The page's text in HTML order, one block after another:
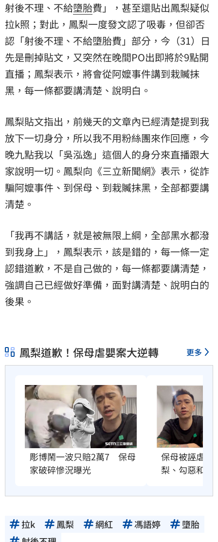
射後不理 、不給墮胎費」，甚至還貼出鳳梨疑似
拉k照；對此，鳳梨一度發文認了吸毒，但卻否
認「射後不理、不給墮胎費」部分，今（31）日
先是刪掉貼文，又突然在晚間PO出即將於9點開
直播；鳳梨表示，將會從阿嬤事件講到栽贓抹
黑，每一條都要講清楚、說明白。
鳳梨貼文指出，前幾天的文章內已經清楚提到我
放下一切身分，所以我不用粉絲團來作回應，今
晚九點我以「吳泓逸」這個人的身分來直播跟大
家說明一切。鳳梨向《三立新聞網》表示，從詐
騙阿嬤事件、到保母、到栽贓抹黑，全部都要講
清楚。
「我再不講話，就是被無限上綱，全部黑水都潑
到我身上」，鳳梨表示，該是錯的，每一條一定
認錯道歉，不是自己做的，每一條都要講清楚，
強調自己已經做好準備，面對講清楚、說明白的
後果。
鳳梨道歉！保母虐嬰案大逆轉 更多
彫博鬧一波只賠2萬7　保母
家破碎慘況曝光
保母被誣虐死
梨、勾惡和彫
拉k 鳳梨 網紅 馮語婷
墮胎